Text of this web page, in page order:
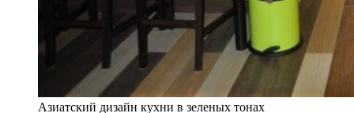
Азиатский дизайн кухни в зеленых тонах